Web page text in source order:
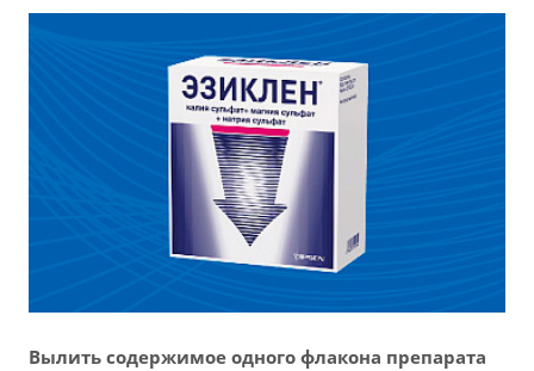
Вылить содержимое одного флакона препарата